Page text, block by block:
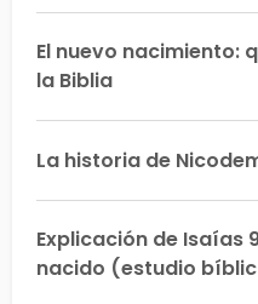
El nuevo nacimiento:
la Biblia
La historia de
Explicación de Isaías
nacido (estudio